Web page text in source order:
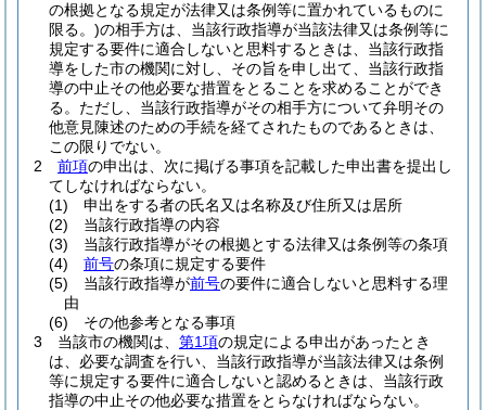
の根拠となる規定が法律又は条例等に置かれているものに
限る。)の相手方は、当該行政指導が当該法律又は条例等に
規定する要件に適合しないと思料するときは、当該行政指
導をした市の機関に対し、その旨を申し出て、当該行政指
導の中止その他必要な措置をとることを求めることができ
る。 ただし、当該行政指導がその相手方について弁明その
他意見陳述のための手続を経てされたものであるときは、
この限りでない。
2
前項の申出は、次に掲げる事項を記載した申出書を提出し
てしなければならない。
(1)
申出をする者の氏名又は名称及び住所又は居所
(2)
当該行政指導の内容
(3)
当該行政指導がその根拠とする法律又は条例等の条項
(4)
前号の条項に規定する要件
(5)
当該行政指導が前号の要件に適合しないと思料する理
由
(6)
その他参考となる事項
3
当該市の機関は、 第1項の規定による申出があったとき
は、必要な調査を行い、当該行政指導が当該法律又は条例
等に規定する要件に適合しないと認めるときは、当該行政
指導の中止その他必要な措置をとらなければならない。